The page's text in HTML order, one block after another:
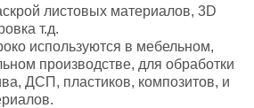
листовых материалов, 3D
т.д.
используются в мебельном,
производстве, для обработки
ДСП, пластиков, композитов, и